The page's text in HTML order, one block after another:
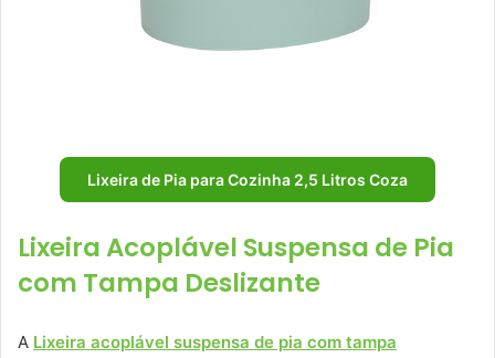
Lixeira de Pia para Cozinha 2,5 Litros Coza
Lixeira Acoplável Suspensa de Pia
com Tampa Deslizante
A Lixeira acoplável suspensa de pia com tampa